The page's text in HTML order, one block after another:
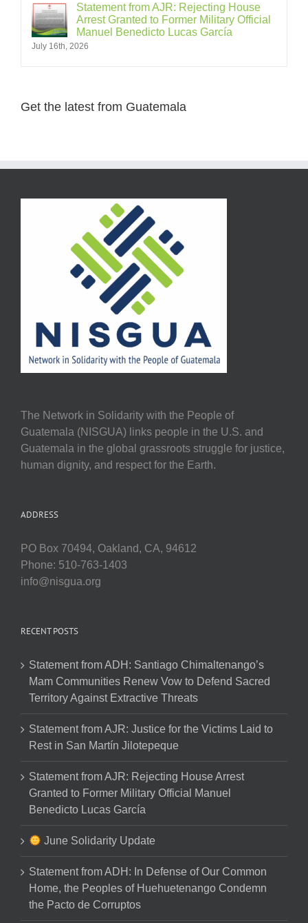
Statement from AJR: Rejecting House
Arrest Granted to Former Military Official
Manuel Benedicto Lucas García
July 16th, 2026
Get the latest from Guatemala
The Network in Solidarity with the People of
Guatemala (NISGUA) links people in the U.S. and
Guatemala in the global grassroots struggle for justice,
human dignity, and respect for the Earth.
ADDRESS
PO Box 70494, Oakland, CA, 94612
Phone: 510-763-1403
info@nisgua.org
RECENT POSTS
Statement from ADH: Santiago Chimaltenango’s
Mam Communities Renew Vow to Defend Sacred
Territory Against Extractive Threats
Statement from AJR: Justice for the Victims Laid to
Rest in San Martín Jilotepeque
Statement from AJR: Rejecting House Arrest
Granted to Former Military Official Manuel
Benedicto Lucas García
June Solidarity Update
Statement from ADH: In Defense of Our Common
Home, the Peoples of Huehuetenango Condemn
the Pacto de Corruptos